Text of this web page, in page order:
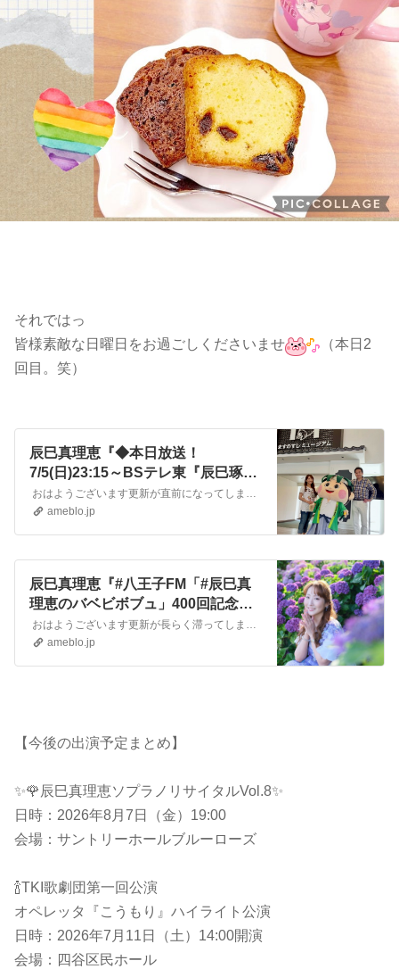
それではっ
皆様素敵な日曜日をお過ごしくださいませ
（本日2
回目。笑）
辰巳真理恵『◆本日放送！
7/5(日)23:15～BSテレ東『辰巳琢郎
の葡萄酒浪漫』富山ワイナリー巡
り！』
おはようございます更新が直前になってしまいました 本日再放送です富山ワイナリー巡り編、2本続けてお楽しみくださいませ ◆『辰巳琢郎の葡萄酒浪漫』BSテレ東…
ameblo.jp
辰巳真理恵『#八王子FM「#辰巳真
理恵のバベビボブュ」400回記念あ
りがとうございました！』
おはようございます更新が長らく滞ってしまいました 6月は少しゆっくりかな？…と思いきや、ほぼ毎週末に本番（奈良での本番も）があったり、8月7日のリサイタルの…
ameblo.jp
【今後の出演予定まとめ】
✨🌹辰巳真理恵ソプラノリサイタルVol.8✨
日時：2026年8月7日（金）19:00
会場：サントリーホールブルーローズ
🍾TKI歌劇団第一回公演
オペレッタ『こうもり』ハイライト公演
日時：2026年7月11日（土）14:00開演
会場：四谷区民ホール